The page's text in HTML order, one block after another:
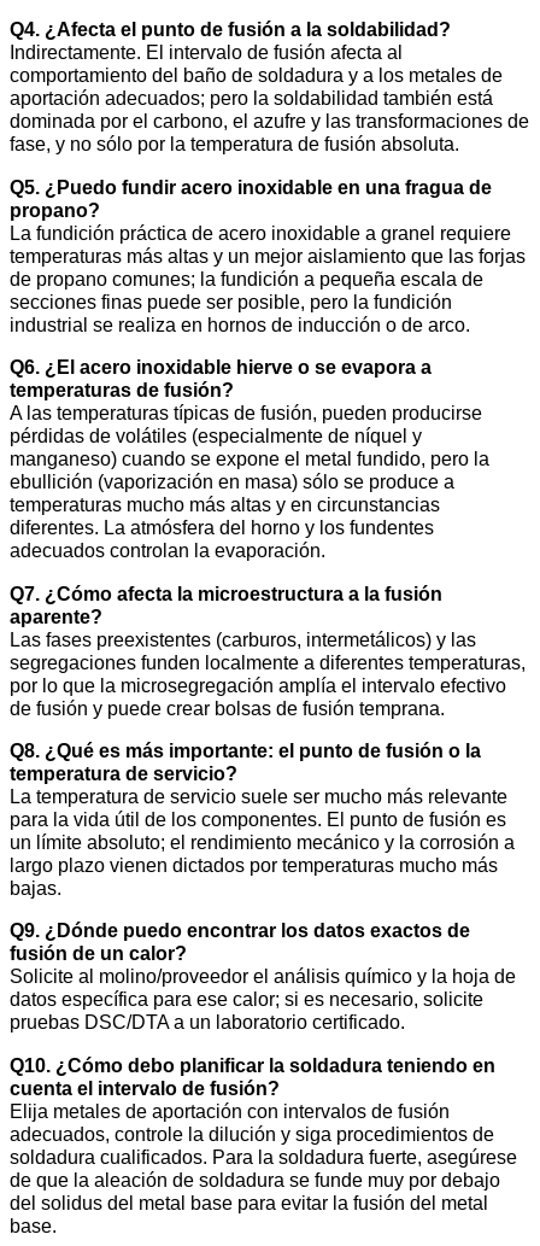
Q4. ¿Afecta el punto de fusión a la soldabilidad?
Indirectamente. El intervalo de fusión afecta al
comportamiento del baño de soldadura y a los metales de
aportación adecuados; pero la soldabilidad también está
dominada por el carbono, el azufre y las transformaciones de
fase, y no sólo por la temperatura de fusión absoluta.
Q5. ¿Puedo fundir acero inoxidable en una fragua de
propano?
La fundición práctica de acero inoxidable a granel requiere
temperaturas más altas y un mejor aislamiento que las forjas
de propano comunes; la fundición a pequeña escala de
secciones finas puede ser posible, pero la fundición
industrial se realiza en hornos de inducción o de arco.
Q6. ¿El acero inoxidable hierve o se evapora a
temperaturas de fusión?
A las temperaturas típicas de fusión, pueden producirse
pérdidas de volátiles (especialmente de níquel y
manganeso) cuando se expone el metal fundido, pero la
ebullición (vaporización en masa) sólo se produce a
temperaturas mucho más altas y en circunstancias
diferentes. La atmósfera del horno y los fundentes
adecuados controlan la evaporación.
Q7. ¿Cómo afecta la microestructura a la fusión
aparente?
Las fases preexistentes (carburos, intermetálicos) y las
segregaciones funden localmente a diferentes temperaturas,
por lo que la microsegregación amplía el intervalo efectivo
de fusión y puede crear bolsas de fusión temprana.
Q8. ¿Qué es más importante: el punto de fusión o la
temperatura de servicio?
La temperatura de servicio suele ser mucho más relevante
para la vida útil de los componentes. El punto de fusión es
un límite absoluto; el rendimiento mecánico y la corrosión a
largo plazo vienen dictados por temperaturas mucho más
bajas.
Q9. ¿Dónde puedo encontrar los datos exactos de
fusión de un calor?
Solicite al molino/proveedor el análisis químico y la hoja de
datos específica para ese calor; si es necesario, solicite
pruebas DSC/DTA a un laboratorio certificado.
Q10. ¿Cómo debo planificar la soldadura teniendo en
cuenta el intervalo de fusión?
Elija metales de aportación con intervalos de fusión
adecuados, controle la dilución y siga procedimientos de
soldadura cualificados. Para la soldadura fuerte, asegúrese
de que la aleación de soldadura se funde muy por debajo
del solidus del metal base para evitar la fusión del metal
base.